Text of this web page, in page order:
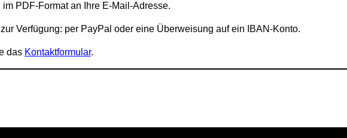
PDF-Format an Ihre E-Mail-Adresse.
Verfügung: per PayPal oder eine Überweisung auf ein IBAN-Konto.
das Kontaktformular.